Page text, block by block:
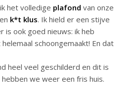
ik het volledige plafond van onze
k*t klus. Ik hield er een stijve
is ook goed nieuws: ik heb
schoongemaakt! En dat
heel veel geschilderd en dit is
hebben we weer een fris huis.